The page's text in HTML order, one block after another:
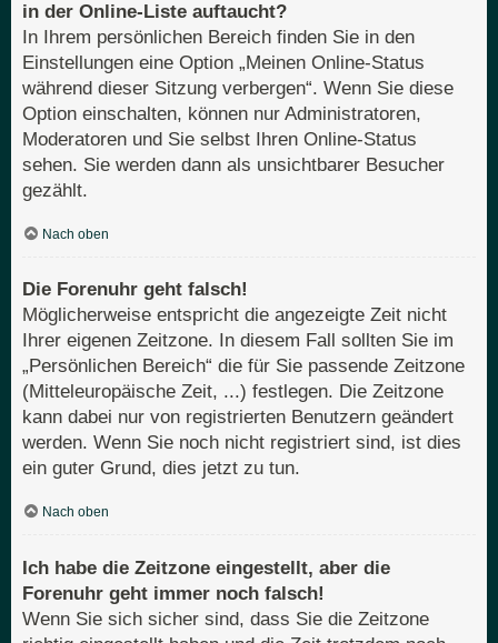
in der Online-Liste auftaucht?
In Ihrem persönlichen Bereich finden Sie in den
Einstellungen eine Option „Meinen Online-Status
während dieser Sitzung verbergen“. Wenn Sie diese
Option einschalten, können nur Administratoren,
Moderatoren und Sie selbst Ihren Online-Status
sehen. Sie werden dann als unsichtbarer Besucher
gezählt.
Nach oben
Die Forenuhr geht falsch!
Möglicherweise entspricht die angezeigte Zeit nicht
Ihrer eigenen Zeitzone. In diesem Fall sollten Sie im
„Persönlichen Bereich“ die für Sie passende Zeitzone
(Mitteleuropäische Zeit, ...) festlegen. Die Zeitzone
kann dabei nur von registrierten Benutzern geändert
werden. Wenn Sie noch nicht registriert sind, ist dies
ein guter Grund, dies jetzt zu tun.
Nach oben
Ich habe die Zeitzone eingestellt, aber die
Forenuhr geht immer noch falsch!
Wenn Sie sich sicher sind, dass Sie die Zeitzone